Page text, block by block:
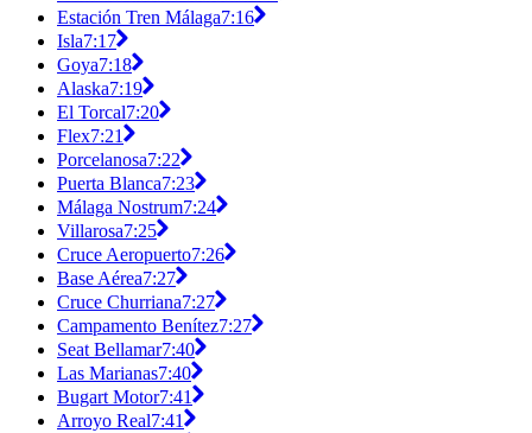
Estación Tren Málaga7:16
Isla7:17
Goya7:18
Alaska7:19
El Torcal7:20
Flex7:21
Porcelanosa7:22
Puerta Blanca7:23
Málaga Nostrum7:24
Villarosa7:25
Cruce Aeropuerto7:26
Base Aérea7:27
Cruce Churriana7:27
Campamento Benítez7:27
Seat Bellamar7:40
Las Marianas7:40
Bugart Motor7:41
Arroyo Real7:41